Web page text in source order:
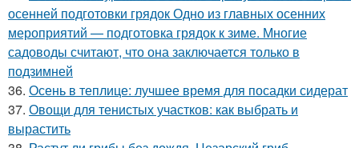
осенней подготовки грядок Одно из главных осенних
мероприятий — подготовка грядок к зиме. Многие
садоводы считают, что она заключается только в
подзимней
36. Осень в теплице: лучшее время для посадки сидерат
37. Овощи для тенистых участков: как выбрать и
вырастить